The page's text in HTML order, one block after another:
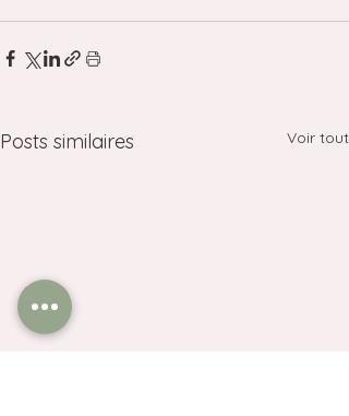
Posts similaires Voir tout